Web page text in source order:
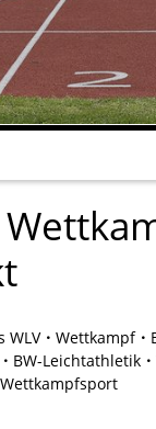
WLV Wettkampf
BW-Leichtathletik
Wettkampfsport